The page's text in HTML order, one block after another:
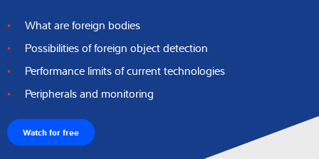
What are foreign bodies
Possibilities of foreign object detection
Performance limits of current technologies
Peripherals and monitoring
Watch for free